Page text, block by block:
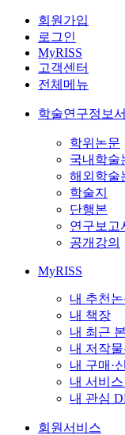
회원가입
로그인
MyRISS
고객센터
전체메뉴
학술연구정보
학위논문
국내학술
해외학술
학술지
단행본
연구보고
공개강의
MyRISS
내 추천
내 책장
내 최근
내 저작물
내 구매·
내 서비
내 관심
회원서비스